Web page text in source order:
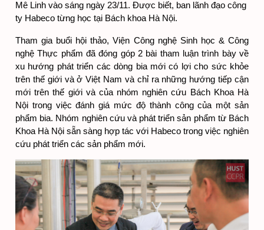
Mê Linh vào sáng ngày 23/11. Được biết, ban lãnh đạo công
ty Habeco từng học tại Bách khoa Hà Nội.
Tham gia buổi hội thảo, Viện Công nghệ Sinh học & Công
nghệ Thực phẩm đã đóng góp 2 bài tham luận trình bày về
xu hướng phát triển các dòng bia mới có lợi cho sức khỏe
trên thế giới và ở Việt Nam và chỉ ra những hướng tiếp cận
mới trên thế giới và của nhóm nghiên cứu Bách Khoa Hà
Nội trong việc đánh giá mức độ thành công của một sản
phẩm bia. Nhóm nghiên cứu và phát triển sản phẩm từ Bách
Khoa Hà Nội sẵn sàng hợp tác với Habeco trong việc nghiên
cứu phát triển các sản phẩm mới.